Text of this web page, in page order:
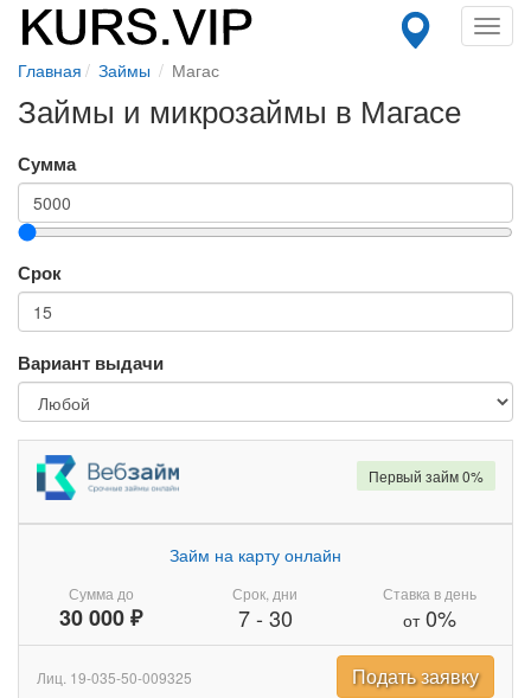
Главная Займы Магас
Займы и микрозаймы в Магасе
Сумма
Срок
Вариант выдачи
Сумма до
30 000 ₽
Займ на карту онлайн
Срок, дни
7- 30
Ставка в день
от0%
Первый займ 0%
Лиц. 19-035-50-009325 Подать заявку